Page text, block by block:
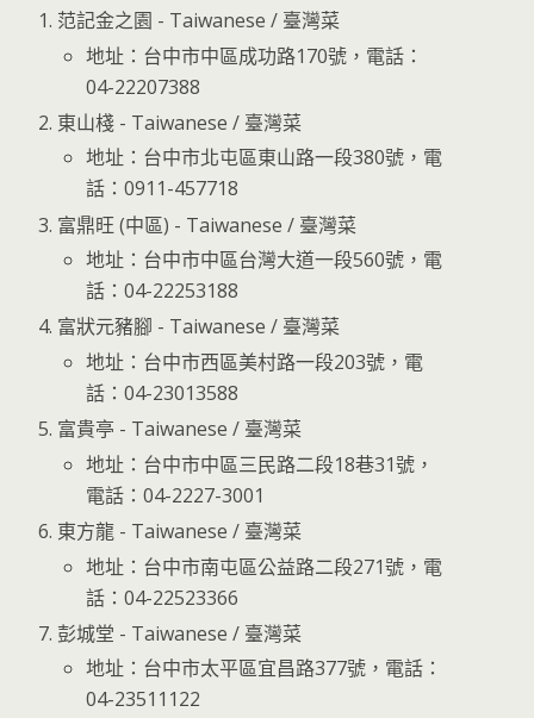
范記金之園 - Taiwanese / 臺灣菜
地址：台中市中區成功路170號，電話：
04-22207388
東山棧 - Taiwanese / 臺灣菜
地址：台中市北屯區東山路一段380號，電
話：0911-457718
富鼎旺 (中區) - Taiwanese / 臺灣菜
地址：台中市中區台灣大道一段560號，電
話：04-22253188
富狀元豬腳 - Taiwanese / 臺灣菜
地址：台中市西區美村路一段203號，電
話：04-23013588
富貴亭 - Taiwanese / 臺灣菜
地址：台中市中區三民路二段18巷31號，
電話：04-2227-3001
東方龍 - Taiwanese / 臺灣菜
地址：台中市南屯區公益路二段271號，電
話：04-22523366
彭城堂 - Taiwanese / 臺灣菜
地址：台中市太平區宜昌路377號，電話：
04-23511122